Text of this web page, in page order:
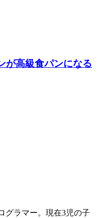
高級食パンになる
グラマー。現在3児の子